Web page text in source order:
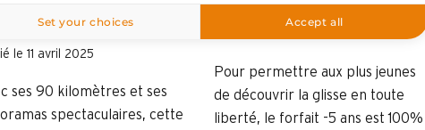
en famille
le 11 avril 2025
ses 90 kilomètres et ses
spectaculaires, cette
Offres spéciales – ski alpin
Pour permettre aux plus jeunes
de découvrir la glisse en toute
liberté, le forfait -5 ans est 100%
Set your choices Accept all